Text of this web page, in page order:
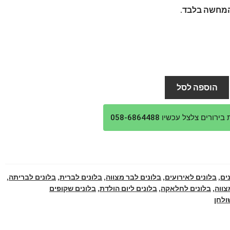
בלבד.
הוספה לסל
צלצל עכשיו 058-6864488
, בלונים לאירועים, בלונים לבר מצווה, בלונים לברית, בלונים לבריתה,
, בלונים לחלאקה, בלונים ליום הולדת, בלונים שקופים